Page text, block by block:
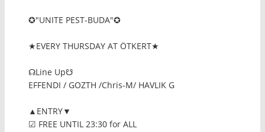
✪"UNITE PEST-BUDA"✪
★EVERY THURSDAY AT ÖTKERT★
☊Line Up☋
EFFENDI / GOZTH /Chris-M/ HAVLIK G
▲ENTRY▼
☑ FREE UNTIL 23:30 for ALL